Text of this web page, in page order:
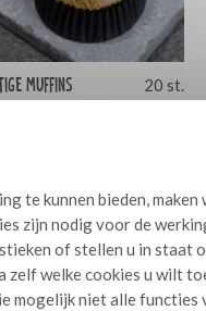
te kunnen bieden,
zijn nodig voor de
of stellen u in staat
zelf welke cookies u wilt
mogelijk niet alle functies
muffins
20 st.